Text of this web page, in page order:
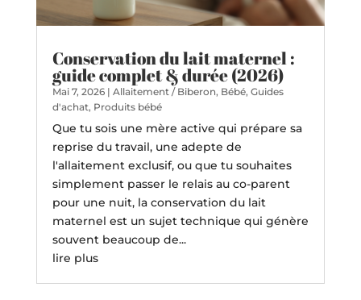
Conservation du lait maternel :
guide complet & durée (2026)
Mai 7, 2026| Allaitement / Biberon, Bébé, Guides
d'achat, Produits bébé
Que tu sois une mère active qui prépare sa
reprise du travail, une adepte de
l'allaitement exclusif, ou que tu souhaites
simplement passer le relais au co-parent
pour une nuit, la conservation du lait
maternel est un sujet technique qui génère
souvent beaucoup de...
lire plus